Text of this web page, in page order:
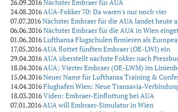
26.09.2016Nächster Embraer für AUA
24.08.2016AUA-Fokker 70: Da waren's nur noch vier
07.07.2016Nächster Embraer für die AUA landet heute
06.06.2016Nächster Embraer für die AUA in Wien
01.06.2016Lufthansa Flugschulen firmieren als
17.05.2016AUA flottet fünften Embraer (OE-LWI) ein
29.04.2016AUA überstellt nächste Fokker nach
18.04.2016AUA: Vierter Embraer (OE-LWM) im
15.04.2016Neuer Name für Lufthansa Training &
14.04.2016Flughafen Wien: Neue Transavia-
18.03.2016Video: Embraer-Einflottung bei AUA
07.01.2016AUA will Embraer-Simulator in Wien